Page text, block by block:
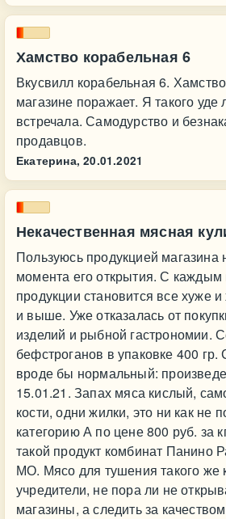
Хамство корабельная 6
Вкусвилл корабельная 6.
магазине поражает. Я такого уде
встречала. Самодурство и
продавцов.
Екатерина, 20.01.2021
Некачественная мясная
Пользуюсь продукцией магазина
момента его открытия. С каждым
продукции становится все хуже
и выше. Уже отказалась от
изделий и рыбной гастрономии.
бефстроганов в упаковке 400 гр.
вроде бы нормальный:
15.01.21. Запах мяса кислый,
кости, одни жилки, это ни как не
категорию А по цене 800 руб. за
такой продукт комбинат Панино
МО. Мясо для тушения такого же
учредители, не пора ли не
магазины, а следить за качеством